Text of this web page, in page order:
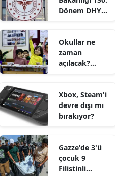
Dönem DHY
çekilecek?
Sonuçlar ne
zaman
Okullar ne
zaman
açılacak?
öğretim yılı
okul açılış
tarihleri
Xbox, Steam'i
devre dışı mı
bırakıyor?
Gazze'de 3'ü
çocuk 9
Filistinli